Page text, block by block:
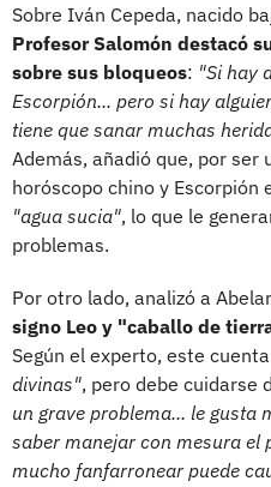
Sobre Iván Cepeda, nacido
Profesor Salomón destacó
sobre sus bloqueos: "Si hay
Escorpión... pero si hay
tiene que sanar muchas
Además, añadió que, por ser
horóscopo chino y Escorpión
"agua sucia", lo que le
problemas.
Por otro lado, analizó a
signo Leo y "caballo de
Según el experto, este
divinas", pero debe cuidarse
un grave problema... le gusta
saber manejar con mesura el
mucho fanfarronear puede